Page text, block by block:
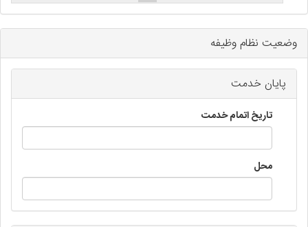
وضعیت نظام وظیفه
پایان خدمت
تاریخ اتمام خدمت
محل